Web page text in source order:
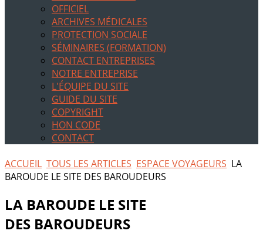
OFFICIEL
ARCHIVES MÉDICALES
PROTECTION SOCIALE
SÉMINAIRES (FORMATION)
CONTACT ENTREPRISES
NOTRE ENTREPRISE
L'ÉQUIPE DU SITE
GUIDE DU SITE
COPYRIGHT
HON CODE
CONTACT
ACCUEIL TOUS LES ARTICLES ESPACE VOYAGEURS LA
BAROUDE LE SITE DES BAROUDEURS
LA BAROUDE LE SITE
DES BAROUDEURS